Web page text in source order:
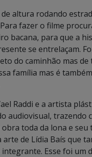
altura rodando
fazer o filme
bacana, para que a
se entrelaçam.
do caminhão mas de
família mas é
Raddi e a artista
audiovisual, trazendo
obra toda da lona e
de Lídia Baís que
Esse foi um